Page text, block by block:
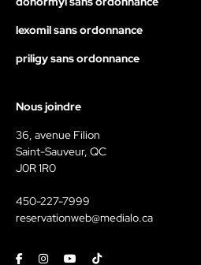
lexomil sans ordonnance
priligy sans ordonnance
Nous joindre
36, avenue Filion
Saint-Sauveur, QC
J0R 1R0
450-227-7999
reservationweb@medialo.ca
FacebookInstagramYoutubeTiktok